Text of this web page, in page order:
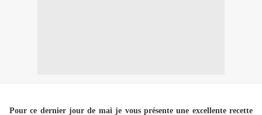
Pour ce dernier jour de mai je vous présente une excellente recette